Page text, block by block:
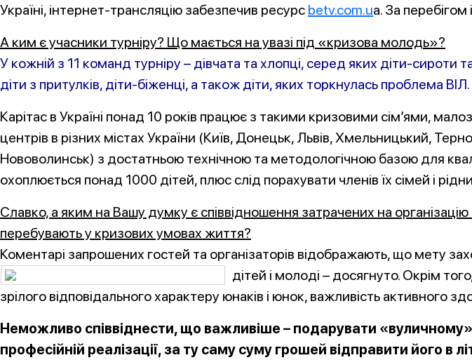
Україні, інтернет-трансляцію забезпечив ресурс betv.com.ua. За
А ким є учасники турніру? Що мається на увазі під «кризова молодь»?
У кожній з 11 команд турніру – дівчата та хлопці, серед яких діти-
діти з притулків, діти-біженці, а також діти, яких торкнулась проблема ВІЛ.
Карітас в Україні понад 10 років працює з такими кризовими сім’ями,
центрів в різних містах України (Київ, Донецьк, Львів, Хмельницький,
Нововолинськ) з достатньою технічною та методологічною базою для
охоплюється понад 1000 дітей, плюс слід порахувати членів їх сімей і
Славко, а яким на Вашу думку є співвідношення затрачених на
перебувають у кризових умовах життя?
Коментарі запрошених гостей та організаторів відображають, що мету
дітей і молоді – досягнуто. Окрім
зрілого відповідального характеру юнаків і юнок, важливість активного
Неможливо співвіднести, що важливіше – подарувати
професійній реалізації, за ту саму суму грошей відправити його в